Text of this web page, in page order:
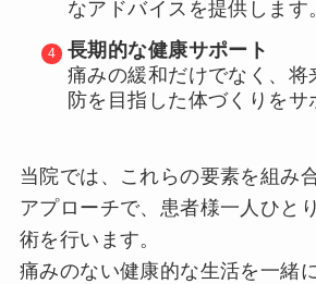
なアドバイスを提供します
長期的な健康サポート
痛みの緩和だけでなく、将
防を目指した体づくりをサ
当院では、これらの要素を組み
アプローチで、患者様一人ひと
術を行います。
痛みのない健康的な生活を一緒